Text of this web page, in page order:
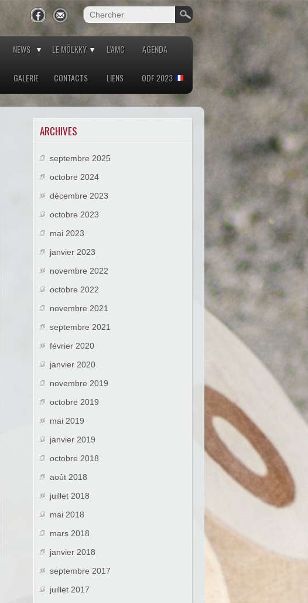
NEWS LE MÖLKKY L’AMC AGENDA
GALERIE CONTACTS LIENS ODF 2023
ARCHIVES
septembre 2025
octobre 2024
décembre 2023
octobre 2023
mai 2023
janvier 2023
novembre 2022
octobre 2022
novembre 2021
septembre 2021
février 2020
janvier 2020
novembre 2019
octobre 2019
mai 2019
janvier 2019
octobre 2018
août 2018
juillet 2018
mai 2018
mars 2018
janvier 2018
septembre 2017
juillet 2017